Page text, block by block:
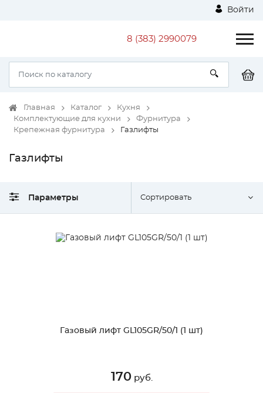
Войти
8 (383) 2990079
Главная Каталог
Кухня
Комплектующие для кухни
Фурнитура
Крепежная фурнитура
Газлифты
Газлифты
Параметры Сортировать
Газовый лифт GL105GR/50/1 (1 шт)
170руб.